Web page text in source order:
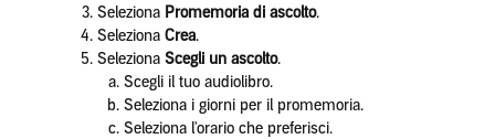
Seleziona Promemoria di ascolto.
Seleziona Crea.
Seleziona Scegli un ascolto.
Scegli il tuo audiolibro.
Seleziona i giorni per il promemoria.
Seleziona l'orario che preferisci.